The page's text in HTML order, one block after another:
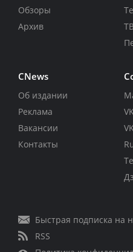
Обзоры
Архив
CNews
Об издании
Реклама
Вакансии
Контакты
VK
Быстрая подписка на
RSS